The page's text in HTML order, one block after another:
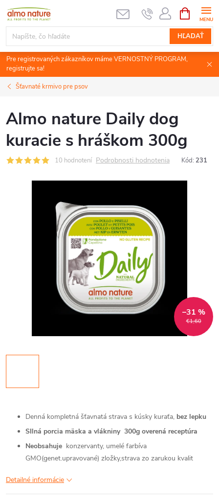
Prejsť
obsah
HĽADAŤ
KOŠÍK
Pre registrovaných zákazníkov máme VERNOSTNÝ PROGRAM,
registrujte sa!
Šťavnaté krmivo pre psov
Almo nature Daily dog
kuracie s hráškom 300g
10 hodnotení Podrobnosti hodnotenia Kód: 231
€1,60
–31 %
Denná kompletná šťavnatá strava s kúsky kuraťa, bez lepku
SIlná porcia mäska a vlákniny 300g overená receptúra
Neobsahuje konzervanty, umelé farbíva
GMO(genet.upravované) zložky,strava zo zarukou kvalit
Detailné informácie